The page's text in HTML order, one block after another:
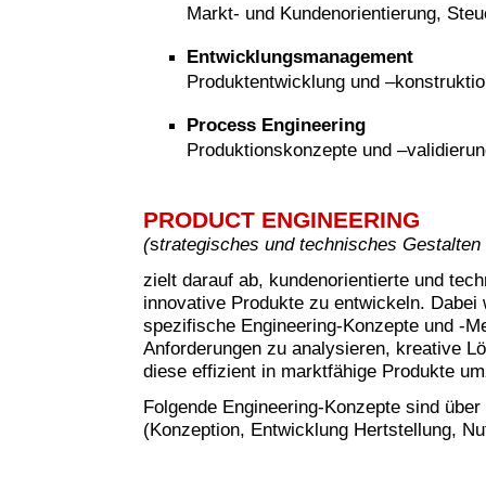
Markt- und Kundenorientierung,
Entwicklungsmanagement
Produktentwicklung und
Process Engineering
Produktionskonzepte und
PRODUCT ENGINEERING
(strategisches und technisches
zielt darauf ab, kundenorientierte und
innovative Produkte zu entwickeln.
spezifische Engineering-Konzepte und -
Anforderungen zu analysieren, kreative
diese effizient in marktfähige Produkte
Folgende Engineering-Konzepte sind
(Konzeption, Entwicklung Hertstellung,